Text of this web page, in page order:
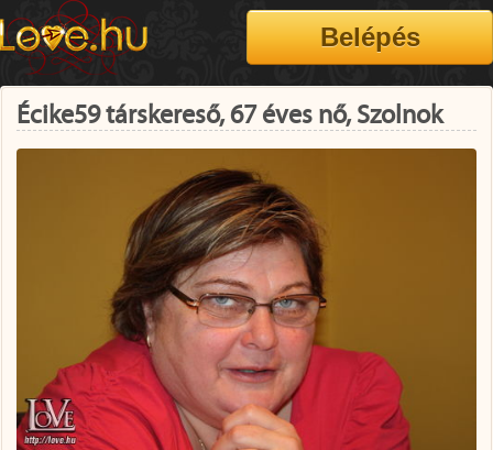
Écike59 társkereső, 67 éves nő, Szolnok